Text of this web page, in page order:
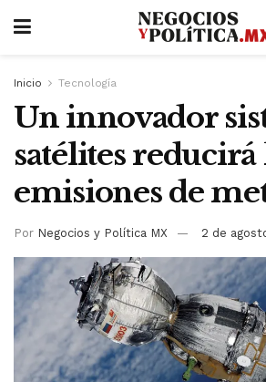
Inicio Tecnología
Un innovador
satélites reducirá
emisiones de
Por Negocios y Política MX 2 de